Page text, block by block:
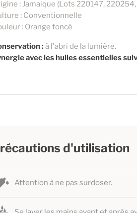
: Jamaique (Lots 220147,
: Conventionnelle
: Orange foncé
:à l'abri de la lumière.
avec les huiles essentielles
d'utilisation
Attention à ne pas surdoser.